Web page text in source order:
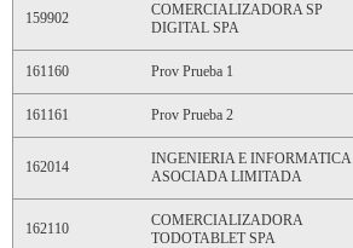
159902
COMERCIALIZADORA SP
DIGITAL SPA
161160 Prov Prueba 1
161161 Prov Prueba 2
162014
INGENIERIA E INFORMATICA
ASOCIADA LIMITADA
162110
COMERCIALIZADORA
TODOTABLET SPA